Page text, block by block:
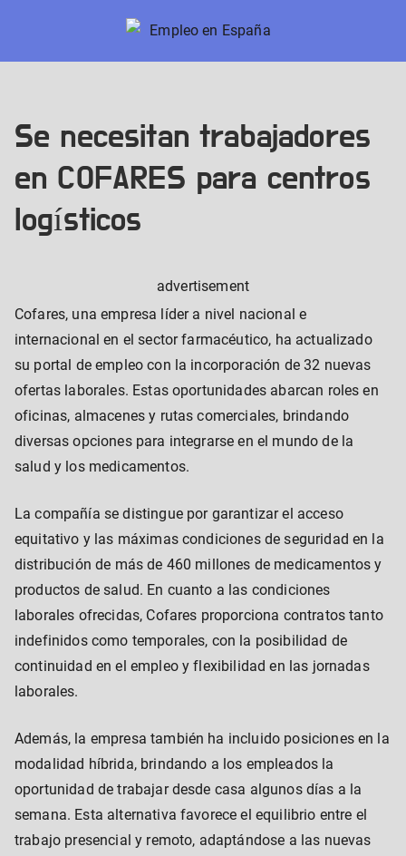
content
Empleo en España
Se necesitan trabajadores
en COFARES para centros
logísticos
advertisement
Cofares, una empresa líder a nivel nacional e
internacional en el sector farmacéutico, ha actualizado
su portal de empleo con la incorporación de 32 nuevas
ofertas laborales. Estas oportunidades abarcan roles en
oficinas, almacenes y rutas comerciales, brindando
diversas opciones para integrarse en el mundo de la
salud y los medicamentos.
La compañía se distingue por garantizar el acceso
equitativo y las máximas condiciones de seguridad en la
distribución de más de 460 millones de medicamentos y
productos de salud. En cuanto a las condiciones
laborales ofrecidas, Cofares proporciona contratos tanto
indefinidos como temporales, con la posibilidad de
continuidad en el empleo y flexibilidad en las jornadas
laborales.
Además, la empresa también ha incluido posiciones en la
modalidad híbrida, brindando a los empleados la
oportunidad de trabajar desde casa algunos días a la
semana. Esta alternativa favorece el equilibrio entre el
trabajo presencial y remoto, adaptándose a las nuevas